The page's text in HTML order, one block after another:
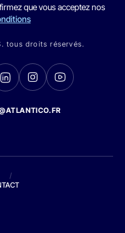
que vous acceptez nos
tous droits réservés.
/